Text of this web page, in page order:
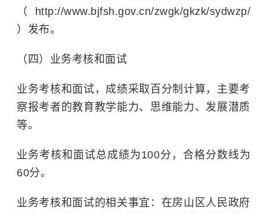
（http://www.bjfsh.gov.cn/zwgk/gkzk/sydwzp/
）发布。
（四）业务考核和面试
业务考核和面试，成绩采取百分制计算，主要考
察报考者的教育教学能力、思维能力、发展潜质
等。
业务考核和面试总成绩为100分，合格分数线为
60分。
业务考核和面试的相关事宜：在房山区人民政府